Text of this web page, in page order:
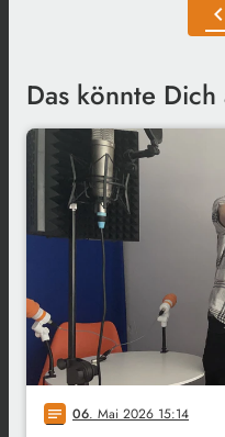
chevron_left
Das könnte
notes 06. Mai 2026 15:14